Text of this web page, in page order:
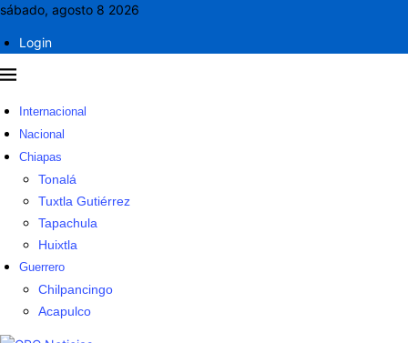
sábado, agosto 8 2026
Login
Internacional
Nacional
Chiapas
Tonalá
Tuxtla Gutiérrez
Tapachula
Huixtla
Guerrero
Chilpancingo
Acapulco